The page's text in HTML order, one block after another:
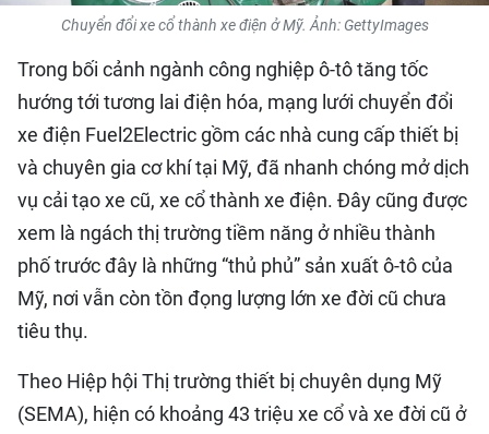
NHÂN DÂN CUỐI TUẦN
Chuyển đổi xe cổ thành xe điện ở Mỹ. Ảnh: GettyImages
Trong bối cảnh ngành công nghiệp ô-tô tăng tốc
hướng tới tương lai điện hóa, mạng lưới chuyển đổi
xe điện Fuel2Electric gồm các nhà cung cấp thiết bị
và chuyên gia cơ khí tại Mỹ, đã nhanh chóng mở dịch
vụ cải tạo xe cũ, xe cổ thành xe điện. Đây cũng được
xem là ngách thị trường tiềm năng ở nhiều thành
phố trước đây là những “thủ phủ” sản xuất ô-tô của
Mỹ, nơi vẫn còn tồn đọng lượng lớn xe đời cũ chưa
tiêu thụ.
Theo Hiệp hội Thị trường thiết bị chuyên dụng Mỹ
(SEMA), hiện có khoảng 43 triệu xe cổ và xe đời cũ ở